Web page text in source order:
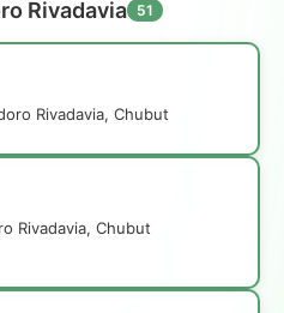
Rivadavia 51
Rivadavia, Chubut
Rivadavia, Chubut